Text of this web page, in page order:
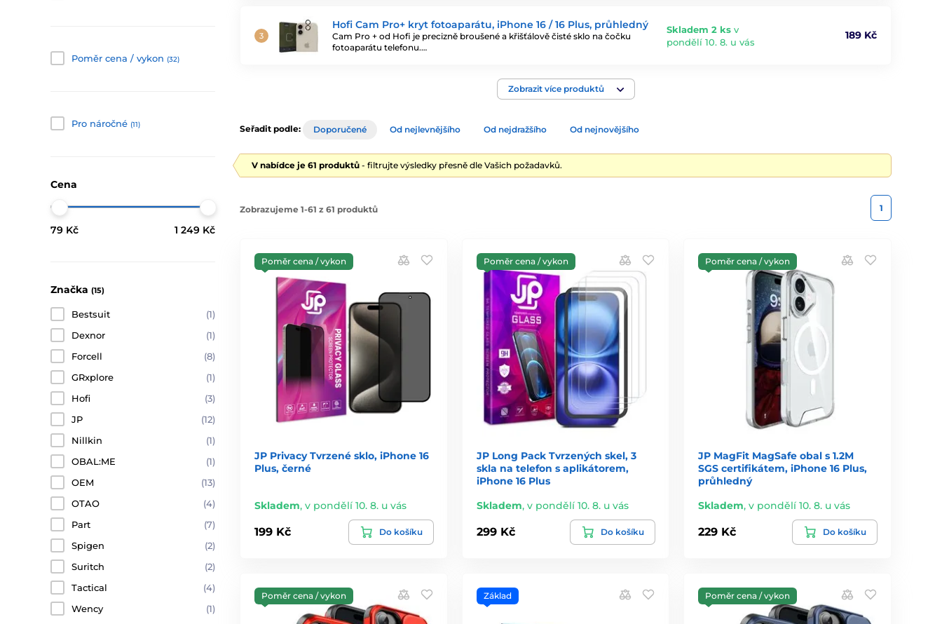
Hofi Cam Pro+ kryt fotoaparátu, iPhone 16 / 16 Plus, průhledný
Cam Pro + od Hofi je precizně broušené a křišťálově čisté sklo na čočku
fotoaparátu telefonu.…
Skladem 2 ks v
pondělí 10. 8. u vás
189 Kč
Zobrazit více produktů
Poměr cena / vykon (32)
Pro náročné (11)
Cena
79 Kč 1 249 Kč
Značka (15)
Bestsuit
(1)
Dexnor
(1)
Forcell
(8)
GRxplore
(1)
Hofi
(3)
JP
(12)
Nillkin
(1)
OBAL:ME
(1)
OEM
(13)
OTAO
(4)
Part
(7)
Spigen
(2)
Suritch
(2)
Tactical
(4)
Wency
(1)
Seřadit podle: Doporučené Od nejlevnějšího Od nejdražšího Od nejnovějšího
V nabídce je 61 produktů - filtrujte výsledky přesně dle Vašich požadavků.
Zobrazujeme 1-61 z 61 produktů 1
Poměr cena / vykon
JP Privacy Tvrzené sklo, iPhone 16
Plus, černé
Skladem, v pondělí 10. 8. u vás
199 Kč Do košíku
Poměr cena / vykon
JP Long Pack Tvrzených skel, 3
skla na telefon s aplikátorem,
iPhone 16 Plus
Skladem, v pondělí 10. 8. u vás
299 Kč Do košíku
Poměr cena / vykon
JP MagFit MagSafe obal s 1.2M
SGS certifikátem, iPhone 16 Plus,
průhledný
Skladem,v pondělí 10. 8. u vás
229 Kč Do košíku
Poměr cena / vykon Základ Poměr cena / vykon